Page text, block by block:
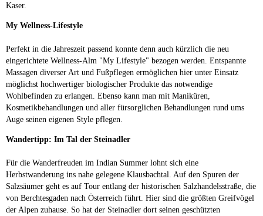
Kaser.
My Wellness-Lifestyle
Perfekt in die Jahreszeit passend konnte denn auch kürzlich die neu
eingerichtete Wellness-Alm "My Lifestyle" bezogen werden. Entspannte
Massagen diverser Art und Fußpflegen ermöglichen hier unter Einsatz
möglichst hochwertiger biologischer Produkte das notwendige
Wohlbefinden zu erlangen. Ebenso kann man mit Maniküren,
Kosmetikbehandlungen und aller fürsorglichen Behandlungen rund ums
Auge seinen eigenen Style pflegen.
Wandertipp: Im Tal der Steinadler
Für die Wanderfreuden im Indian Summer lohnt sich eine
Herbstwanderung ins nahe gelegene Klausbachtal. Auf den Spuren der
Salzsäumer geht es auf Tour entlang der historischen Salzhandelsstraße, die
von Berchtesgaden nach Österreich führt. Hier sind die größten Greifvögel
der Alpen zuhause. So hat der Steinadler dort seinen geschützten